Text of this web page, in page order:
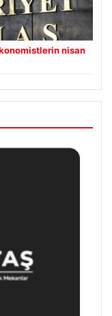
nisan